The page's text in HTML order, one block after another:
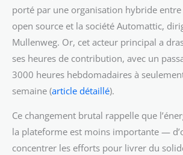
porté par une organisation hybride
open source et la société Automattic,
Mullenweg. Or, cet acteur principal a
ses heures de contribution, avec un
3000 heures hebdomadaires à
semaine (article détaillé).
Ce changement brutal rappelle que
la plateforme est moins importante —
concentrer les efforts pour livrer du